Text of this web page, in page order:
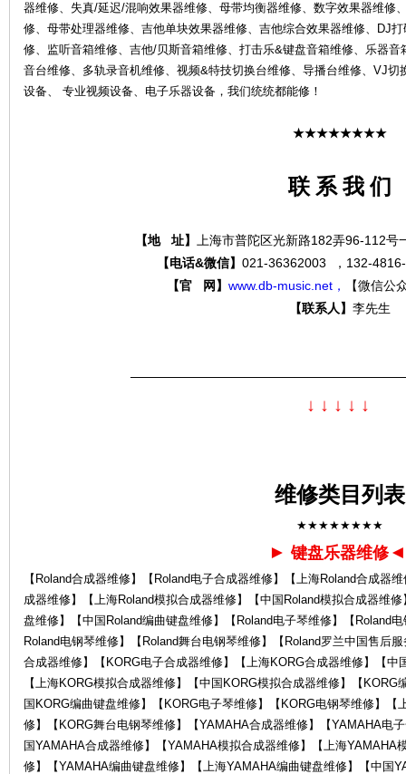
器维修、失真/延迟/混响效果器维修、母带均衡器维修、数字效果器维修
修、母带处理器维修、吉他单块效果器维修、吉他综合效果器维修、DJ
修、监听音箱维修、吉他/贝斯音箱维修、打击乐&键盘音箱维修、乐器
音台维修、多轨录音机维修、视频&特技切换台维修、导播台维修、VJ
设备、 专业视频设备、电子乐器设备，我们统统都能修！
★★★★★★★★
联 系 我 们
【地 址】
上海市普陀区光新路182弄96-112
【电话&微信】 021-36362003 ，132-
【官 网】 www.db-music.net，
【微信公
【联系人】 李先生
↓ ↓ ↓ ↓ ↓
维修类目列表
★★★★★★★★
►键盘乐器维修
【Roland合成器维修】【Roland电子合成器维修】【上海Roland合成器
成器维修】【上海Roland模拟合成器维修】【中国Roland模拟合成器维
盘维修】【中国Roland编曲键盘维修】【Roland电子琴维修】【Roland
Roland电钢琴维修】【Roland舞台电钢琴维修】【Roland罗兰中国售后
合成器维修】【KORG电子合成器维修】【上海KORG合成器维修】【
【上海KORG模拟合成器维修】【中国KORG模拟合成器维修】【
国KORG编曲键盘维修】【KORG电子琴维修】【KORG电钢琴维修】
修】【KORG舞台电钢琴维修】【YAMAHA合成器维修】【YAMAHA电
国YAMAHA合成器维修】【YAMAHA模拟合成器维修】【上海YAMAHA
修】【YAMAHA编曲键盘维修】【上海YAMAHA编曲键盘维修】【中国